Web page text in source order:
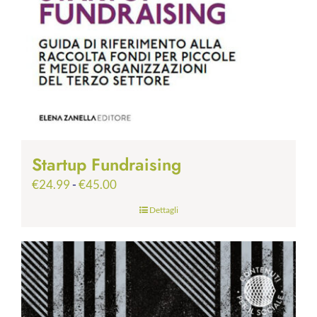
Startup Fundraising
€24.99-€45.00Fascia
€24.99
€45.00
Dettagli